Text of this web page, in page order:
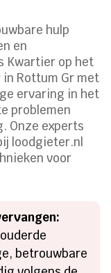
hulp
en
Kwartier op het
Rottum Gr met
ervaring in het
problemen
Onze experts
loodgieter.nl
voor
betrouwbare